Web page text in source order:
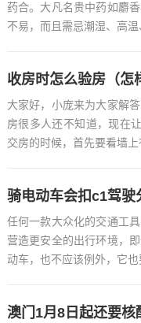
药合。大凡名贵中药如麝
不易，而且需忌潮湿、高温
收房时怎么验房（怎
大家好，小庞来为大家解
房很多人还不知道，现在
交房的时候，首先要看墙
任何一款大众化的交通工
营造更安全的出行环境，
动车，也不应该例外，它也